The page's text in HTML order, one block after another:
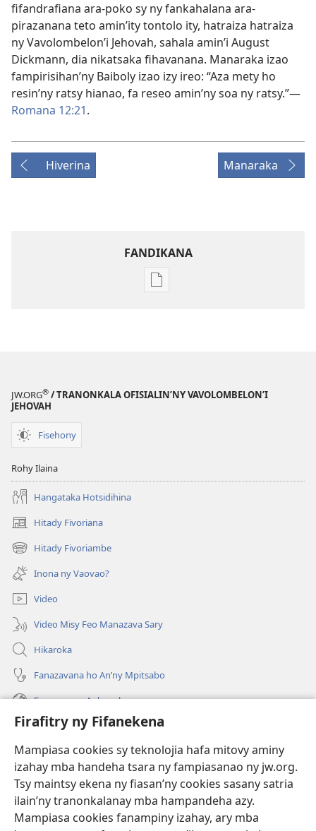
Firafitry ny Fifanekena
Mampiasa cookies sy teknolojia hafa mitovy aminy
izahay mba handeha tsara ny fampiasanao ny jw.org.
Tsy maintsy ekena ny fiasan’ny cookies sasany satria
ilain’ny tranonkalanay mba hampandeha azy.
Mampiasa cookies fanampiny izahay, ary mba
fifandrafiana ara-poko sy ny fankahalana ara-
pirazanana teto amin’ity tontolo ity, hatraiza hatraiza
ny Vavolombelon’i Jehovah, sahala amin’i August
Dickmann, dia nikatsaka fihavanana. Manaraka izao
fampirisihan’ny Baiboly izao izy ireo: “Aza mety ho
resin’ny ratsy hianao, fa reseo amin’ny soa ny ratsy.”​—
Romana 12:21.
Hiverina Manaraka
FANDIKANA
Fandikana
FIANARANA
JW.ORG® / TRANONKALA OFISIALIN’NY VAVOLOMBELON’I
JEHOVAH
Fisehony
Rohy Ilaina
Hangataka Hotsidihina
Hitady Fivoriana
(manokatra
rohy) Hitady Fivoriambe
(manokatra
rohy) Inona ny Vaovao?
Video
Video Misy Feo Manazava Sary
Hikaroka
Fanazavana ho An’ny Mpitsabo
Fanazavana Ankapobeny
Fanampiana
Fanomezana
(manokatra
rohy)
FITEHIRIZAM-BOKIN’NY Vavolombelon’i Jehovah
(manokatra
rohy)